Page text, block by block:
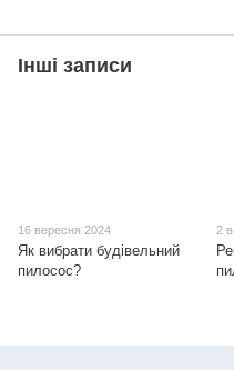
Інші записи
16 вересня 2024
Як вибрати будівельний
пилосос?
2